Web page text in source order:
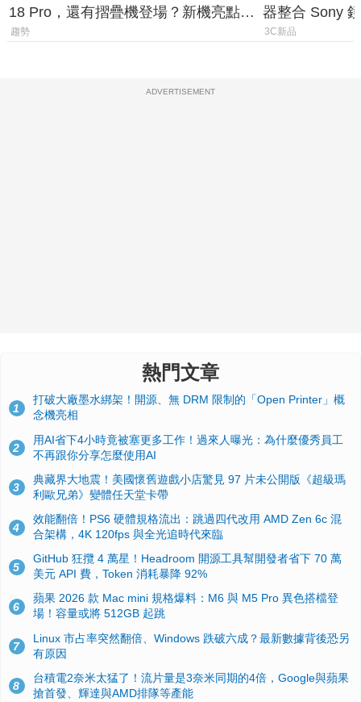
18 Pro，還有摺疊機登場？新機亮點預
測一次看
趨勢
器整合 Sony
條 USB-C 就
3C新品
ADVERTISEMENT
熱門文章
1
打破大廠墨水綁架！開源、無 DRM 限制的「Open Printer」概
念機亮相
2
用AI省下4小時竟被塞更多工作！過來人曝光：為什麼優秀員工
不再跟你分享怎麼使用AI
3
典藏界大地震！美國懷舊遊戲小店驚見 97 片未公開版《超級瑪
利歐兄弟》變體任天堂卡帶
4
效能翻倍！PS6 硬體規格流出：跳過四代改用 AMD Zen 6c 混
合架構，4K 120fps 與全光追時代來臨
5
GitHub 狂攬 4 萬星！Headroom 開源工具幫開發者省下 70 萬
美元 API 費，Token 消耗暴降 92%
6
蘋果 2026 款 Mac mini 規格爆料：M6 與 M5 Pro 異色搭檔登
場！容量或將 512GB 起跳
7
Linux 市占率突然翻倍、Windows 跌破六成？最新數據背後恐另
有原因
8
台積電2奈米太猛了！流片量是3奈米同期的4倍，Google與蘋果
搶首發、輝達與AMD排隊等產能